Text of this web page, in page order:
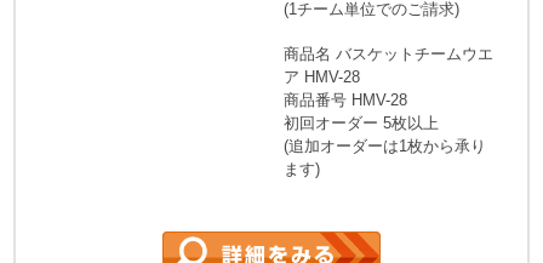
(1チーム単位でのご請求)
商品名 バスケットチームウエ
ア HMV-28
商品番号 HMV-28
初回オーダー 5枚以上
(追加オーダーは1枚から承り
ます)